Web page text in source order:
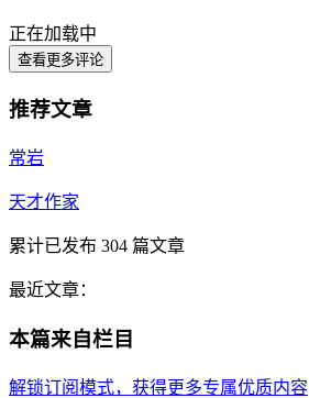
正在加载中
查看更多评论
推荐文章
常岩
天才作家
累计已发布 304 篇文章
最近文章：
本篇来自栏目
解锁订阅模式，获得更多专属优质内容